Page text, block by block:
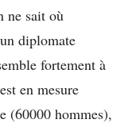
ne sait où
diplomate
fortement à
en mesure
(60000 hommes),